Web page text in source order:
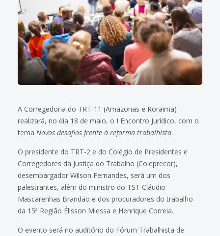
A Corregedoria do TRT-11 (Amazonas e Roraima)
realizará, no dia 18 de maio, o I Encontro Jurídico, com o
tema Novos desafios frente à reforma trabalhista.
O presidente do TRT-2 e do Colégio de Presidentes e
Corregedores da Justiça do Trabalho (Coleprecor),
desembargador Wilson Fernandes, será um dos
palestrantes, além do ministro do TST Cláudio
Mascarenhas Brandão e dos procuradores do trabalho
da 15ª Região Élisson Miessa e Henrique Correia.
O evento será no auditório do Fórum Trabalhista de